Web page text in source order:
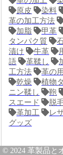
原皮
染料
革の加工方法
加脂
甲革
タンパク質
漬け
牛革
語
革鞣し
工方法
革の
乾燥
植物
ニン鞣し
鞄
スエード
脱
革加工
レ
グッズ
© 2024 革製品と